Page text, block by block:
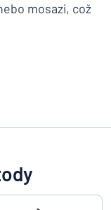
mosazi, což